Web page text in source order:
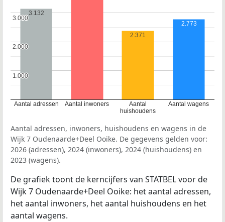
Aantal adressen Aantal inwoners
Aantal
huishoudens
Aantal wagens
1.000
1.000
2.000
2.000
3.000
3.000
3.132
2.371
2.773
Aantal adressen, inwoners, huishoudens en wagens in de
Wijk 7 Oudenaarde+Deel Ooike. De gegevens gelden voor:
2026 (adressen), 2024 (inwoners), 2024 (huishoudens) en
2023 (wagens).
De grafiek toont de kerncijfers van STATBEL voor de
Wijk 7 Oudenaarde+Deel Ooike: het aantal adressen,
het aantal inwoners, het aantal huishoudens en het
aantal wagens.